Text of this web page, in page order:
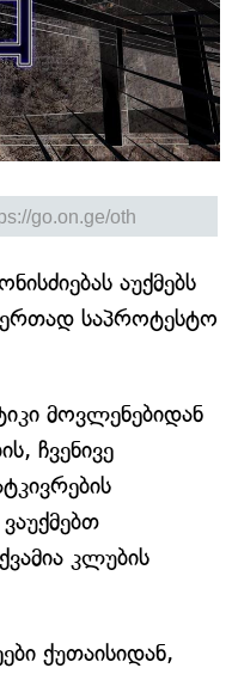
აუქმებს
საპროტესტო
მოვლენებიდან
ჩვენივე
კლუბის
ქუთაისიდან,